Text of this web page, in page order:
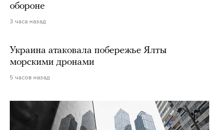
обороне
3 часа назад
Украина атаковала побережье Ялты
морскими дронами
5 часов назад